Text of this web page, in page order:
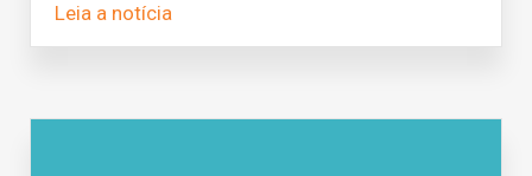
Leia a notícia